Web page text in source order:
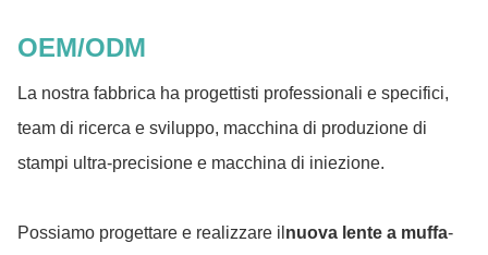
OEM/ODM
La nostra fabbrica ha progettisti professionali e specifici,
team di ricerca e sviluppo, macchina di produzione di
stampi ultra-precisione e macchina di iniezione.
Possiamo progettare e realizzare il nuova lente a muffa-